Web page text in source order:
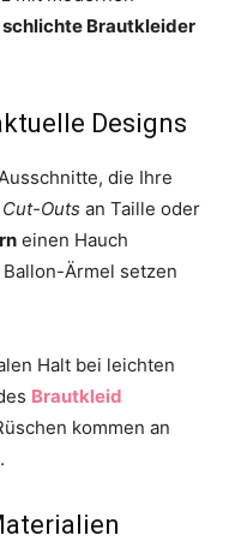
schlichte Brautkleider
Designs
die Ihre
Cut-Outs an Taille oder
einen Hauch
Ärmel setzen
Halt bei leichten
Brautkleid
kommen an